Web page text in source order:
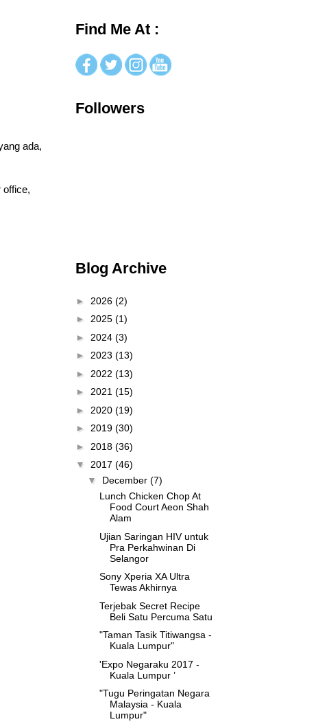
ada,
office,
Find Me At :
Followers
Blog Archive
► 2026 (2)
► 2025 (1)
► 2024 (3)
► 2023 (13)
► 2022 (13)
► 2021 (15)
► 2020 (19)
► 2019 (30)
► 2018 (36)
▼ 2017 (46)
▼ December (7)
Lunch Chicken Chop At
Food Court Aeon Shah
Alam
Ujian Saringan HIV untuk
Pra Perkahwinan Di
Selangor
Sony Xperia XA Ultra
Tewas Akhirnya
Terjebak Secret Recipe
Beli Satu Percuma Satu
"Taman Tasik Titiwangsa -
Kuala Lumpur"
'Expo Negaraku 2017 -
Kuala Lumpur ’
"Tugu Peringatan Negara
Malaysia - Kuala
Lumpur"